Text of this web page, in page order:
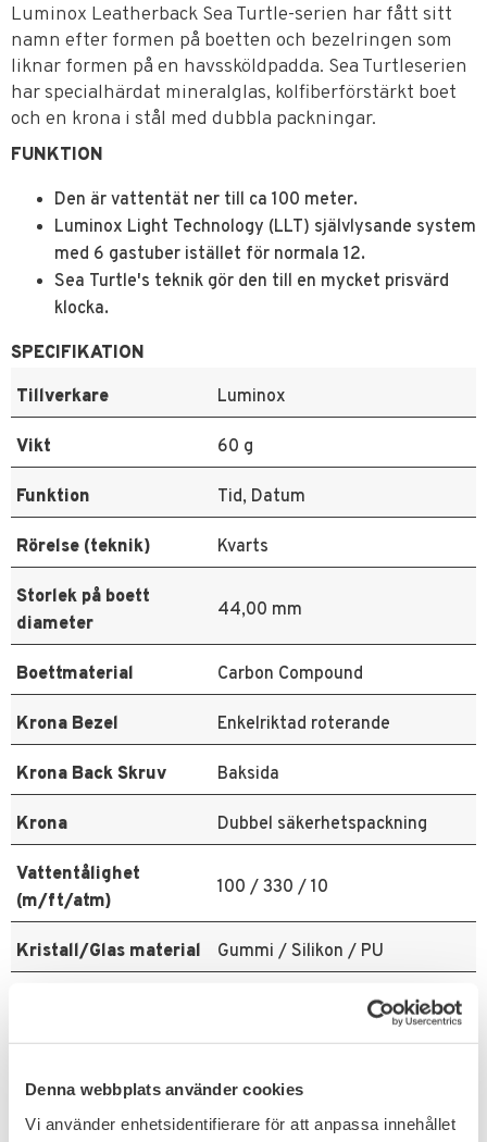
Denna webbplats använder cookies
Vi använder enhetsidentifierare för att anpassa innehållet
Luminox Leatherback Sea Turtle-serien har fått sitt
namn efter formen på boetten och bezelringen som
liknar formen på en havssköldpadda. Sea Turtleserien
har specialhärdat mineralglas, kolfiberförstärkt boet
och en krona i stål med dubbla packningar.
FUNKTION
Den är vattentät ner till ca 100 meter.
Luminox Light Technology (LLT) självlysande system
med 6 gastuber istället för normala 12.
Sea Turtle's teknik gör den till en mycket prisvärd
klocka.
SPECIFIKATION
Tillverkare
Luminox
Vikt 60 g
Funktion Tid, Datum
Rörelse (teknik) Kvarts
Storlek på boett
diameter
44,00 mm
Boettmaterial Carbon Compound
Krona Bezel Enkelriktad roterande
Krona Back Skruv Baksida
Krona Dubbel säkerhetspackning
Vattentålighet
(m/ft/atm)
100 / 330 / 10
Kristall/Glas material Gummi / Silikon / PU
200 m/s (4,5mm), 127 m/s
Boetthöjd 12,00 mm
Boett LLT Blå Super-LumiNova